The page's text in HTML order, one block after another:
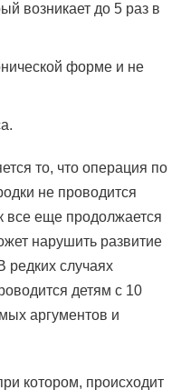
возникает до 5 раз в
форме и не
то, что операция по
не проводится
все еще продолжается
нарушить развитие
редких случаях
детям с 10
аргументов и
котором, происходит